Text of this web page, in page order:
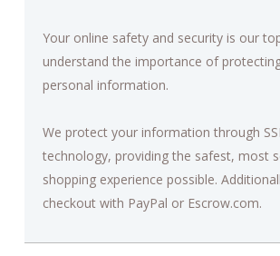
Your online safety and security is our
understand the importance of
personal information.
We protect your information through
technology, providing the safest, most
shopping experience possible.
checkout with PayPal or Escrow.com.